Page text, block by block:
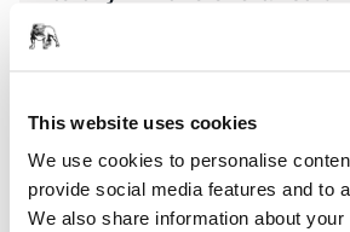
This website uses cookies
We use cookies to personalise
provide social media features and to
We also share information about
конечном итоге, получите более
финишную поверхность».
Компания Fix Auto,
Решения Mirka для
шлифования